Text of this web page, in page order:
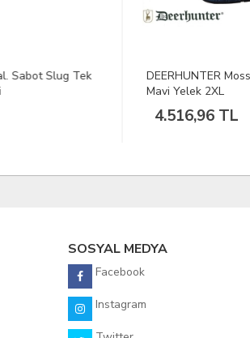
DEERHUNTER Mossdale Kapitone
Mavi Yelek 2XL
4.516,96 TL
SOSYAL MEDYA
Facebook
Instagram